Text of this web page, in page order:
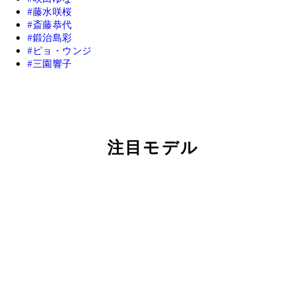
藤水咲桜
斎藤恭代
鍛治島彩
ピョ・ウンジ
三園響子
注目モデル